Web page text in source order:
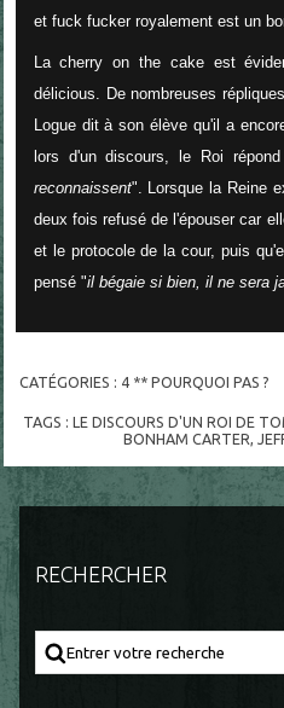
et fuck fucker royalement est un
La cherry on the cake est
délicious. De nombreuses
Logue dit à son élève qu'il a
lors d'un discours, le Roi
reconnaissent". Lorsque la Reine
deux fois refusé de l'épouser car
et le protocole de la cour, puis
pensé "il bégaie si bien, il ne sera
CATÉGORIES : 4 ** POURQUOI PAS ?
TAGS :LE DISCOURS D'UN ROI DE
BONHAM CARTER
RECHERCHER